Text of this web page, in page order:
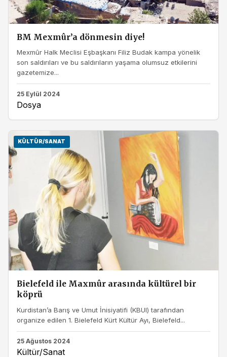
BM Mexmûr’a dönmesin diye!
Mexmûr Halk Meclisi Eşbaşkanı Filiz Budak kampa yönelik
son saldırıları ve bu saldırıların yaşama olumsuz etkilerini
gazetemize...
25 Eylül 2024
Dosya
KÜLTÜR/SANAT
Bielefeld ile Maxmûr arasında kültürel bir
köprü
Kurdistan’a Barış ve Umut İnisiyatifi (KBUI) tarafından
organize edilen 1. Bielefeld Kürt Kültür Ayı, Bielefeld...
25 Ağustos 2024
Kültür/Sanat